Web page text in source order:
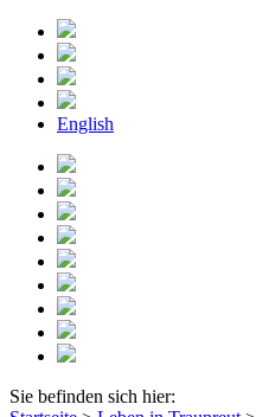
English
Sie befinden sich hier: